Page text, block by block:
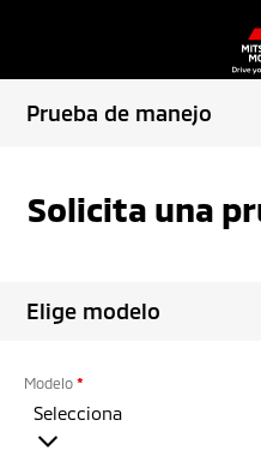
Prueba de manejo
Solicita una
Elige modelo
Modelo *
Selecciona